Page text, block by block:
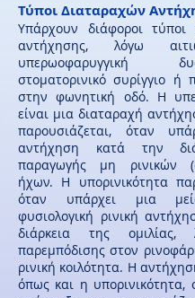
Τύποι Διαταραχών
Υπάρχουν διάφοροι τύποι
αντήχησης, λόγω
υπερωοφαρυγγική
στοματορινικό συρίγγιο ή
στην φωνητική οδό. Η
είναι μια διαταραχή
παρουσιάζεται, όταν
αντήχηση κατά την
παραγωγής μη ρινικών
ήχων. Η υπορινικότητα
όταν υπάρχει μια
φυσιολογική ρινική
διάρκεια της ομιλίας,
παρεμπόδισης στον
ρινική κοιλότητα. Η
όπως και η υπορινικότητα,